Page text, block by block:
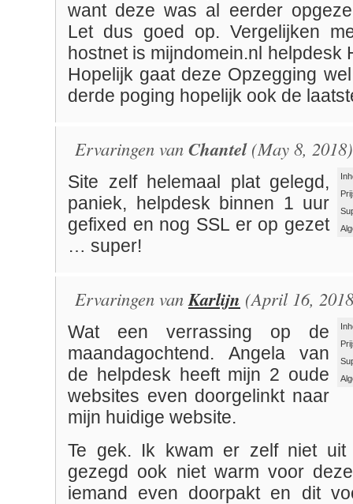
want deze was al eerder
Let dus goed op. Vergelijken
hostnet is mijndomein.nl helpdesk
Hopelijk gaat deze Opzegging
derde poging hopelijk ook de
Ervaringen van Chantel(May 8,
Site zelf helemaal plat gelegd,
paniek, helpdesk binnen 1 uur
gefixed en nog SSL er op gezet
… super!
Ervaringen vanKarlijn (April 16,
Wat een verrassing op de
maandagochtend. Angela van
de helpdesk heeft mijn 2 oude
websites even doorgelinkt naar
mijn huidige website.
Te gek. Ik kwam er zelf niet uit
gezegd ook niet warm voor
iemand even doorpakt en dit